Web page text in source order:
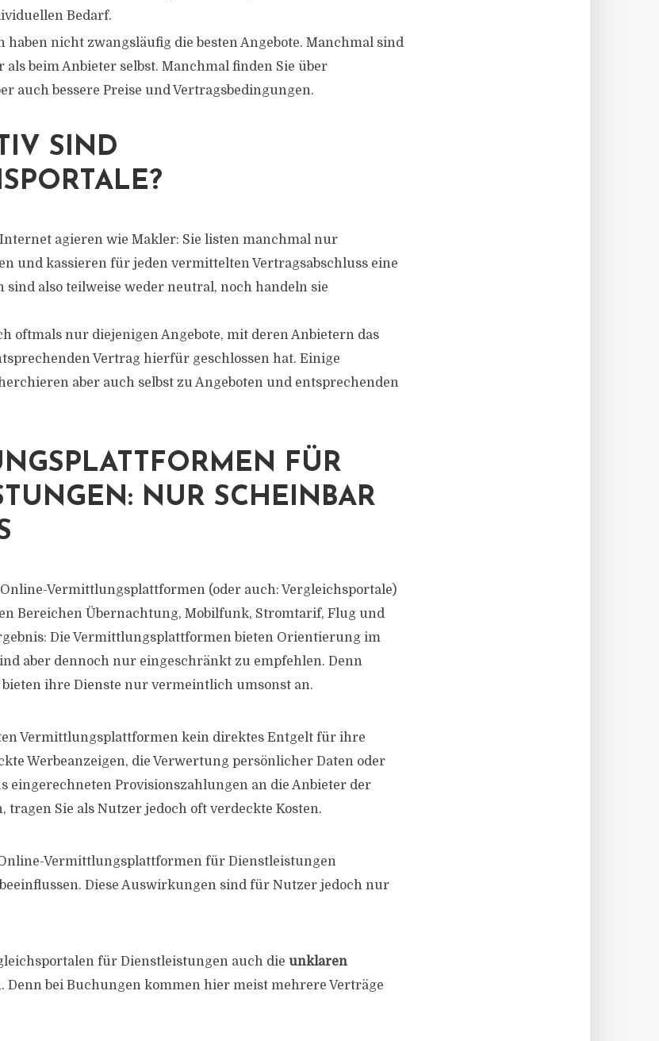
Bedarf.
haben nicht zwangsläufig die besten Angebote. Manchmal sind
als beim Anbieter selbst. Manchmal finden Sie über
auch bessere Preise und Vertragsbedingungen.
SIND
agieren wie Makler: Sie listen manchmal nur
und kassieren für jeden vermittelten Vertragsabschluss eine
sind also teilweise weder neutral, noch handeln sie
oftmals nur diejenigen Angebote, mit deren Anbietern das
Vertrag hierfür geschlossen hat. Einige
aber auch selbst zu Angeboten und entsprechenden
FÜR
NUR SCHEINBAR
Vermittlungsplattformen (oder auch: Vergleichsportale)
Bereichen Übernachtung, Mobilfunk, Stromtarif, Flug und
Die Vermittlungsplattformen bieten Orientierung im
aber dennoch nur eingeschränkt zu empfehlen. Denn
ihre Dienste nur vermeintlich umsonst an.
Vermittlungsplattformen kein direktes Entgelt für ihre
Werbeanzeigen, die Verwertung persönlicher Daten oder
eingerechneten Provisionszahlungen an die Anbieter der
tragen Sie als Nutzer jedoch oft verdeckte Kosten.
Vermittlungsplattformen für Dienstleistungen
Diese Auswirkungen sind für Nutzer jedoch nur
für Dienstleistungen auch die unklaren
Denn bei Buchungen kommen hier meist mehrere Verträge